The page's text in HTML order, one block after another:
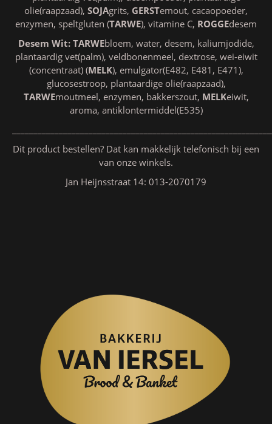
olie(raapzaad), SOJAgrits, GERSTemout, cacaopoeder,
enzymen, speltgluten (TARWE), vitamine C, ROGGEdesem
Desem Wit: TARWEbloem, water, desem, kaliumjodide,
plantaardig vet(palm), veldbonenmeel, dextrose, wei-eiwit
(concentraat) (MELK), emulgator(E482, E481, E471),
glucosestroop, plantaardige olie(raapzaad),
TARWEmoutmeel, enzymen, bakkerszout, MELKeiwit,
aroma, antiklontermiddel(E535)
Dit product bestellen? Dat kan makkelijk telefonisch bij een
van onze winkels.
Jan Heijnsstraat 14: 013-2070179